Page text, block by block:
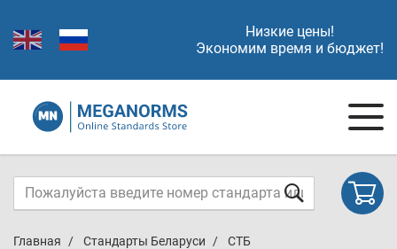
Низкие цены!
Экономим время и бюджет!
Главная Стандарты Беларуси
СТБ